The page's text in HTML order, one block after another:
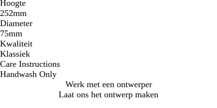
Hoogte
252mm
Diameter
75mm
Kwaliteit
Klassiek
Care Instructions
Handwash Only
Werk met een ontwerper
Laat ons het ontwerp maken